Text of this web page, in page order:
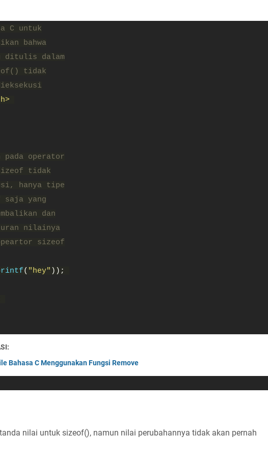
C untuk
bahwa
ditulis dalam
tidak
operator
tidak
hanya tipe
yang
dan
nilainya
sizeof
( "hey" ));
Bahasa C Menggunakan Fungsi Remove
nilai untuk sizeof(), namun nilai perubahannya tidak akan pernah